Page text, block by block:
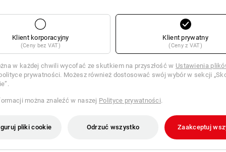
e.s.motion ten S1 Półbuty bezpieczne e.s.
od 276,63 zł
Klient korporacyjny
(Ceny bez VAT)
Klient prywatny
(Ceny z VAT)
w każdej chwili wycofać ze skutkiem na przyszłość w Ustawienia
prywatności. Możesz również dostosować swój wybór w sekcji
można znaleźć w naszej Polityce prywatności.
pliki cookie Odrzuć wszystko Zaakceptuj